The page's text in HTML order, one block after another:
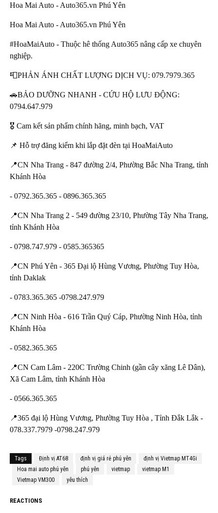
Hoa Mai Auto - Auto365.vn Phú Yên
Hoa Mai Auto - Auto365.vn Phú Yên
#HoaMaiAuto - Thuộc hê thống Auto365 nâng cấp xe chuyên
nghiệp.
📮PHẢN ÁNH CHẤT LƯỢNG DỊCH VỤ: 079.7979.365
🚗BẢO DƯỠNG NHANH - CỨU HỘ LƯU ĐỘNG:
0794.647.979
🎖️ Cam kết sản phẩm chính hãng, minh bạch, VAT
📌 Hỗ trợ đăng kiểm khi lắp đặt đèn tại HoaMaiAuto
📍CN Nha Trang - 847 đường 2/4, Phường Bắc Nha Trang, tỉnh
Khánh Hòa
- 0792.365.365 - 0896.365.365
📍CN Nha Trang 2 - 549 đường 23/10, Phường Tây Nha Trang,
tỉnh Khánh Hòa
- 0798.747.979 - 0585.365365
📍CN Phú Yên - 365 Đại lộ Hùng Vương, Phường Tuy Hòa,
tỉnh Daklak
- 0783.365.365 -0798.247.979
📍CN Ninh Hòa - 616 Trần Quý Cáp, Phường Ninh Hòa, tỉnh
Khánh Hòa
- 0582.365.365
📍CN Cam Lâm - 220C Trường Chinh (gần cây xăng Lê Dân),
Xã Cam Lâm, tỉnh Khánh Hòa
- 0566.365.365
📍365 đại lộ Hùng Vương, Phường Tuy Hòa , Tỉnh Đắk Lắk -
078.337.7979 -0798.247.979
Tags Định vị AT68 định vị giá rẻ phú yên
định vị Vietmap MT4Gi
Hoa mai auto phú yên
phú yên vietmap
vietmap M1
Vietmap VM300
yêu thích
REACTIONS